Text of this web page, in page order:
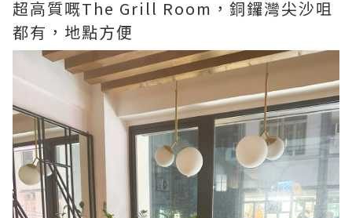
超高質嘅The Grill Room，銅鑼灣尖沙咀
都有，地點方便